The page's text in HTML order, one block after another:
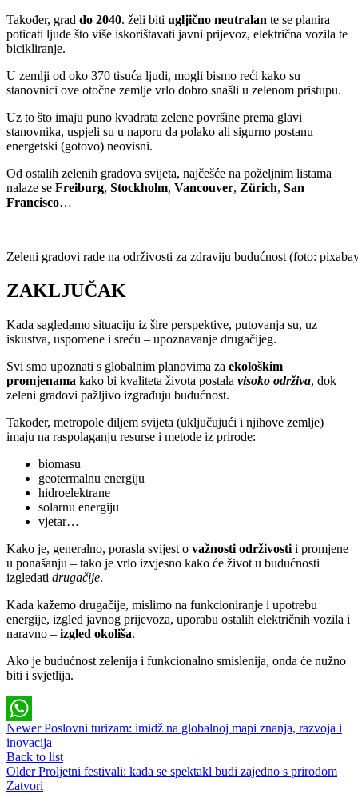
Također, grad do 2040. želi biti ugljično neutralan te se planira
poticati ljude što više iskorištavati javni prijevoz, električna vozila te
bicikliranje.
U zemlji od oko 370 tisuća ljudi, mogli bismo reći kako su
stanovnici ove otočne zemlje vrlo dobro snašli u zelenom pristupu.
Uz to što imaju puno kvadrata zelene površine prema glavi
stanovnika, uspjeli su u naporu da polako ali sigurno postanu
energetski (gotovo) neovisni.
Od ostalih zelenih gradova svijeta, najčešće na poželjnim listama
nalaze se Freiburg, Stockholm, Vancouver, Zürich, San
Francisco…
Zeleni gradovi rade na održivosti za zdraviju budućnost (foto:
ZAKLJUČAK
Kada sagledamo situaciju iz šire perspektive, putovanja su, uz
iskustva, uspomene i sreću – upoznavanje drugačijeg.
Svi smo upoznati s globalnim planovima za ekološkim
promjenama kako bi kvaliteta života postala visoko održiva, dok
zeleni gradovi pažljivo izgrađuju budućnost.
Također, metropole diljem svijeta (uključujući i njihove zemlje)
imaju na raspolaganju resurse i metode iz prirode:
biomasu
geotermalnu energiju
hidroelektrane
solarnu energiju
vjetar…
Kako je, generalno, porasla svijest o važnosti održivosti i promjene
u ponašanju – tako je vrlo izvjesno kako će život u budućnosti
izgledati drugačije.
Kada kažemo drugačije, mislimo na funkcioniranje i upotrebu
energije, izgled javnog prijevoza, uporabu ostalih električnih vozila i
naravno – izgled okoliša.
Ako je budućnost zelenija i funkcionalno smislenija, onda će nužno
biti i svjetlija.
WhatsApp
Newer Poslovni turizam: imidž na globalnoj mapi znanja, razvoja i
inovacija
Back to list
Older Proljetni festivali: kada se spektakl budi zajedno s prirodom
Zatvori